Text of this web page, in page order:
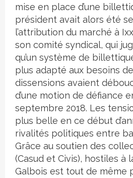
mise en place d’une
président avait alors été
l’attribution du marché à
son comité syndical, qui
qu’un système de
plus adapté aux besoins
dissensions avaient
d’une motion de défiance
septembre 2018. Les
plus belle en ce début
rivalités politiques entre
Grâce au soutien des
(Casud et Civis), hostiles à
Galbois est tout de même